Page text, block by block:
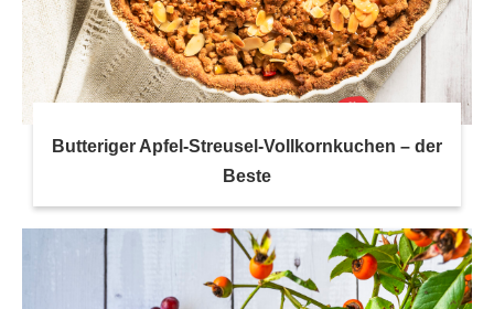
Butteriger Apfel-Streusel-Vollkornkuchen – der
Beste